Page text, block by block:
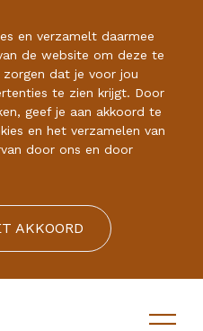
en verzamelt daarmee
de website om deze te
dat je voor jou
te zien krijgt. Door
geef je aan akkoord te
en het verzamelen van
door ons en door
AKKOORD